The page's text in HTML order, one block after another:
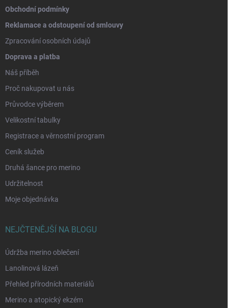
Obchodní podmínky
Reklamace a odstoupení od smlouvy
Zpracování osobních údajů
Doprava a platba
Náš příběh
Proč nakupovat u nás
Průvodce výběrem
Velikostní tabulky
Registrace a věrnostní program
Ceník služeb
Druhá šance pro merino
Udržitelnost
Moje objednávka
NEJČTENĚJŠÍ NA BLOGU
Údržba merino oblečení
Lanolinová lázeň
Přehled přírodních materiálů
Merino a atopický ekzém